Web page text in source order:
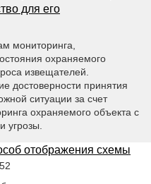
для его
мониторинга,
охраняемого
извещателей.
достоверности принятия
ситуации за счет
охраняемого объекта с
угрозы.
отображения схемы